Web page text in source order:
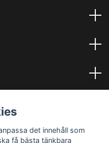
det innehåll som
få bästa tänkbara